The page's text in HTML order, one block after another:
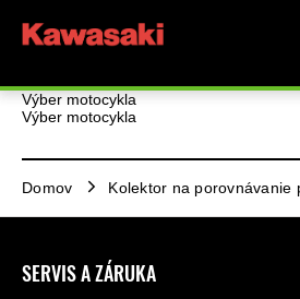
Výber motocykla
Výber motocykla
Domov Kolektor na porovnávanie
SERVIS A ZÁRUKA